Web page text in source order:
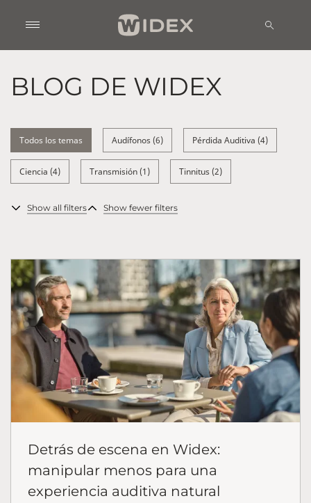
BLOG DE WIDEX
Todos los temas Audífonos (6) Pérdida Auditiva (4)
Ciencia (4) Transmisión (1) Tinnitus (2)
Show all filters Show fewer filters
Detrás de escena en Widex:
manipular menos para una
experiencia auditiva natural